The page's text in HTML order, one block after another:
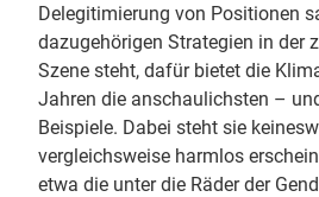
Delegitimierung von Positionen
dazugehörigen Strategien in der
Szene steht, dafür bietet die
Jahren die anschaulichsten –
Beispiele. Dabei steht sie
vergleichsweise harmlos
etwa die unter die Räder der